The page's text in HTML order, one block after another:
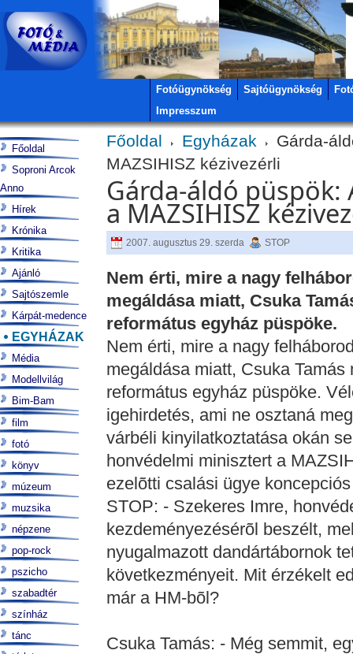
Fotóügynökség Sajtóügynökség
Impresszum
Főoldal Egyházak
Gárda-
MAZSIHISZ kézivezérli
Gárda-áldó
a MAZSIHISZ
2007. augusztus 29. szerda STOP
Nem érti, mire a nagy
megáldása miatt, Csuka
református egyház püspöke.
Nem érti, mire a nagy
megáldása miatt, Csuka
református egyház püspöke.
igehirdetés, ami ne osztaná
várbéli kinyilatkoztatása okán
honvédelmi minisztert a
ezelõtti csalási ügye
STOP: - Szekeres Imre,
kezdeményezésérõl beszélt,
nyugalmazott dandártábornok
következményeit. Mit érzékelt
már a HM-bõl?
Csuka Tamás: - Még semmit,
Főoldal
Soproni Arcok
Anno
Hírek
Krónika
Kritika
Ajánló
Sajtószemle
Kárpát-medence
EGYHÁZAK
Média
Modellvilág
Bim-Bam
film
fotó
könyv
múzeum
muzsika
népzene
pop-rock
pszicho
szabadtér
színház
tánc